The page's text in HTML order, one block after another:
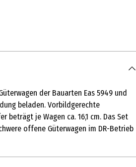
der Bauarten Eas 5949 und
beladen. Vorbildgerechte
je Wagen ca. 16,1 cm. Das Set
offene Güterwagen im DR-Betrieb